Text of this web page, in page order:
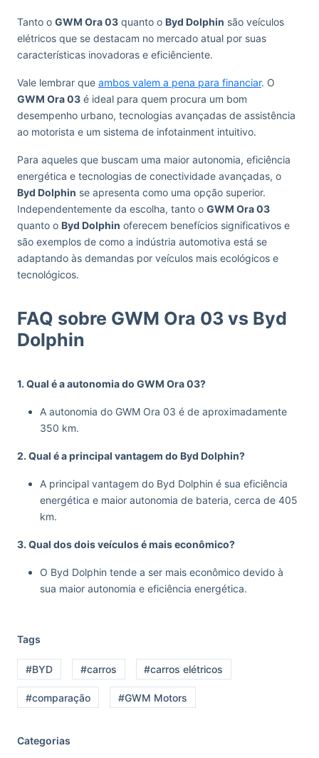
Tanto o GWM Ora 03 quanto o Byd Dolphin são veículos
elétricos que se destacam no mercado atual por suas
características inovadoras e eficiênciente.
Vale lembrar que ambos valem a pena para financiar. O
GWM Ora 03 é ideal para quem procura um bom
desempenho urbano, tecnologias avançadas de assistência
ao motorista e um sistema de infotainment intuitivo.
Para aqueles que buscam uma maior autonomia, eficiência
energética e tecnologias de conectividade avançadas, o
Byd Dolphin se apresenta como uma opção superior.
Independentemente da escolha, tanto o GWM Ora 03
quanto o Byd Dolphin oferecem benefícios significativos e
são exemplos de como a indústria automotiva está se
adaptando às demandas por veículos mais ecológicos e
tecnológicos.
FAQ sobre GWM Ora 03 vs Byd
Dolphin
1. Qual é a autonomia do GWM Ora 03?
A autonomia do GWM Ora 03 é de aproximadamente
350 km.
2. Qual é a principal vantagem do Byd Dolphin?
A principal vantagem do Byd Dolphin é sua eficiência
energética e maior autonomia de bateria, cerca de 405
km.
3. Qual dos dois veículos é mais econômico?
O Byd Dolphin tende a ser mais econômico devido à
sua maior autonomia e eficiência energética.
Tags
#BYD #carros #carros elétricos
#comparação #GWM Motors
Categorias